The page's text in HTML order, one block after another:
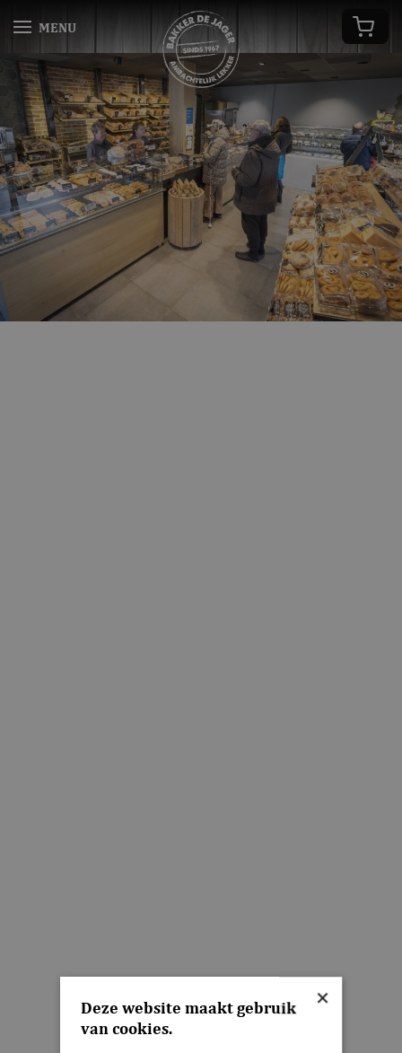
Bakker de Jager
Waar ambacht en smaak samenkomen
×
Deze website maakt gebruik
van cookies.